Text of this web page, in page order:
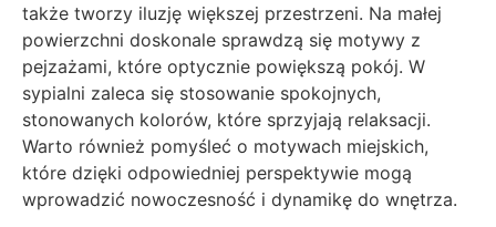
także tworzy iluzję większej przestrzeni. Na małej
powierzchni doskonale sprawdzą się motywy z
pejzażami, które optycznie powiększą pokój. W
sypialni zaleca się stosowanie spokojnych,
stonowanych kolorów, które sprzyjają relaksacji.
Warto również pomyśleć o motywach miejskich,
które dzięki odpowiedniej perspektywie mogą
wprowadzić nowoczesność i dynamikę do wnętrza.